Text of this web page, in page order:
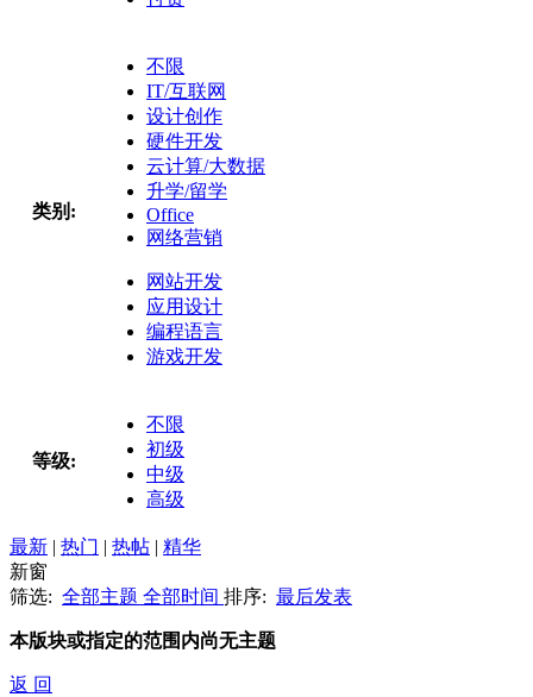
类别:
不限
IT/互联网
设计创作
硬件开发
云计算/大数据
升学/留学
Office
网络营销
网站开发
应用设计
编程语言
游戏开发
等级:
不限
初级
中级
高级
最新 | 热门 | 热帖 | 精华
新窗
筛选: 全部主题 全部时间 排序: 最后发表
本版块或指定的范围内尚无主题
返 回